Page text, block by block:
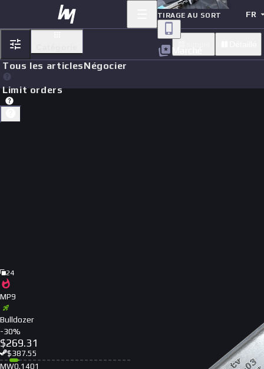
TIRAGE AU SORT
Marché
FR
Tous les articlesNégocier
Limit orders
24
MP9
Bulldozer
-30%
$269.31
$387.55
MW0.1401